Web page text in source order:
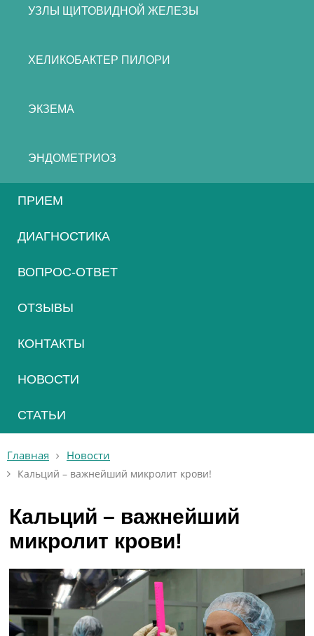
УЗЛЫ ЩИТОВИДНОЙ ЖЕЛЕЗЫ
ХЕЛИКОБАКТЕР ПИЛОРИ
ЭКЗЕМА
ЭНДОМЕТРИОЗ
ПРИЕМ
ДИАГНОСТИКА
ВОПРОС-ОТВЕТ
ОТЗЫВЫ
КОНТАКТЫ
НОВОСТИ
СТАТЬИ
Главная Новости
Кальций – важнейший микролит крови!
Кальций – важнейший
микролит крови!